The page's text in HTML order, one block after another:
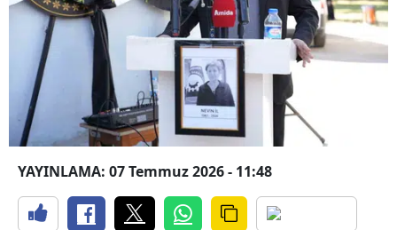
YAYINLAMA: 07 Temmuz 2026 - 11:48